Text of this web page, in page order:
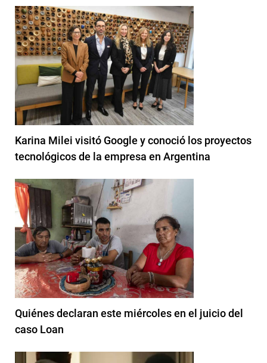
Karina Milei visitó Google y conoció los proyectos
tecnológicos de la empresa en Argentina
Quiénes declaran este miércoles en el juicio del
caso Loan